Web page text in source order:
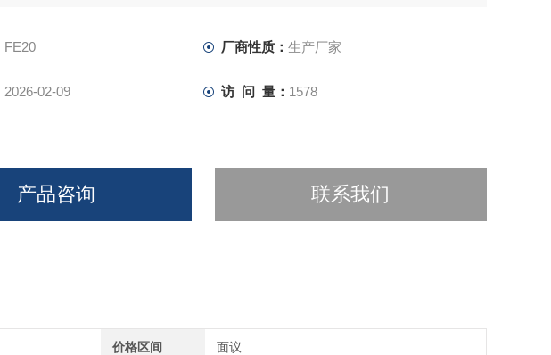
FE20 厂商性质： 生产厂家
2026-02-09 访 问 量： 1578
产品咨询 联系我们
价格区间 面议